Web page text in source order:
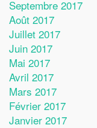
Septembre 2017
Août 2017
Juillet 2017
Juin 2017
Mai 2017
Avril 2017
Mars 2017
Février 2017
Janvier 2017